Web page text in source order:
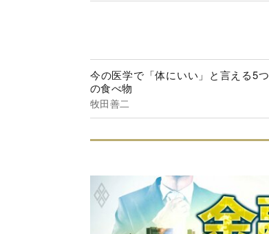
今の医学で「体にいい」と言える5つ
の食べ物
牧田善二